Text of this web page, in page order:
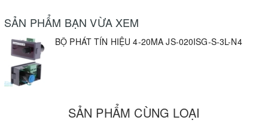
SẢN PHẨM BẠN VỪA XEM
BỘ PHÁT TÍN HIỆU 4-20MA JS-020ISG-S-3L-N4
SẢN PHẨM CÙNG LOẠI